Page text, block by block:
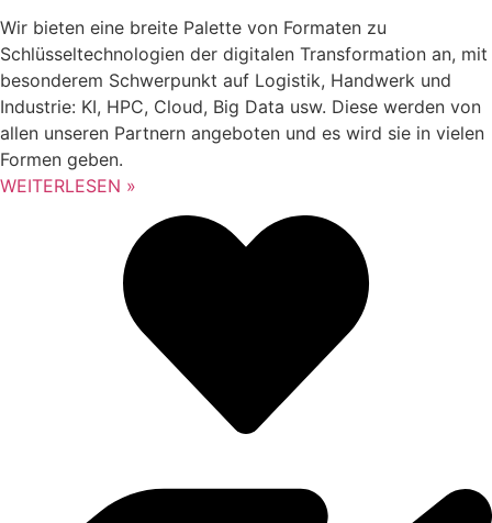
Wir bieten eine breite Palette von Formaten zu
Schlüsseltechnologien der digitalen Transformation an, mit
besonderem Schwerpunkt auf Logistik, Handwerk und
Industrie: KI, HPC, Cloud, Big Data usw. Diese werden von
allen unseren Partnern angeboten und es wird sie in vielen
Formen geben.
WEITERLESEN »